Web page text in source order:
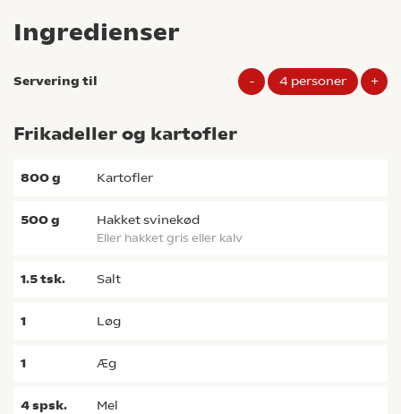
Ingredienser
Servering til - 4 personer +
Frikadeller og kartofler
800g kartofler
500g hakket svinekød
eller hakket gris eller kalv
1.5tsk. salt
1 løg
1 æg
4spsk. mel